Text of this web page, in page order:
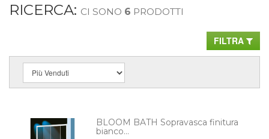
RICERCA: CI SONO 6 PRODOTTI
FILTRA
BLOOM BATH Sopravasca finitura
bianco...